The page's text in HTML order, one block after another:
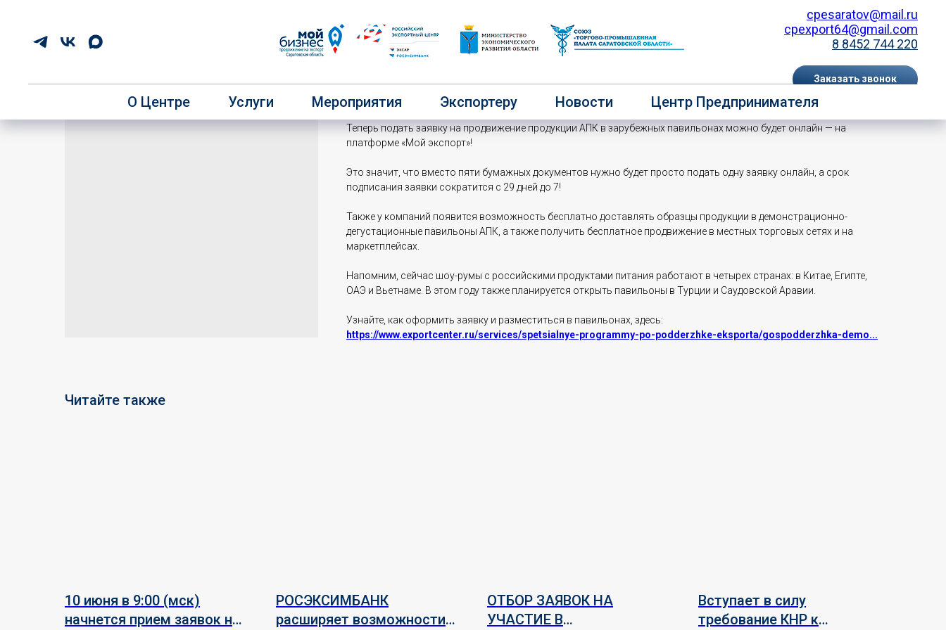
cpesaratov@mail.ru
cpexport64@gmail.com
8 8452 744 220
Заказать звонок
EN RU
О Центре Услуги Мероприятия Экспортеру Новости Центр Предпринимателя
У нас отличные новости для экспортеров агропродукции!
Теперь подать заявку на продвижение продукции АПК в зарубежных павильонах можно будет онлайн — на
платформе «Мой экспорт»!
Это значит, что вместо пяти бумажных документов нужно будет просто подать одну заявку онлайн, а срок
подписания заявки сократится с 29 дней до 7!
Также у компаний появится возможность бесплатно доставлять образцы продукции в демонстрационно-
дегустационные павильоны АПК, а также получить бесплатное продвижение в местных торговых сетях и на
маркетплейсах.
Напомним, сейчас шоу-румы с российскими продуктами питания работают в четырех странах: в Китае, Египте,
ОАЭ и Вьетнаме. В этом году также планируется открыть павильоны в Турции и Саудовской Аравии.
Узнайте, как оформить заявку и разместиться в павильонах, здесь:
https://www.exportcenter.ru/services/spetsialnye-programmy-po-podderzhke-eksporta/gospodderzhka-demo...
Читайте также
10 июня в 9:00 (мск)
начнется прием заявок на
РОСЭКСИМБАНК
расширяет возможности
ОТБОР ЗАЯВОК НА
УЧАСТИЕ В
Вступает в силу
требование КНР к